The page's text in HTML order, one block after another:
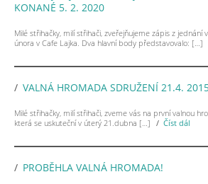
KONANÉ 5. 2. 2020
Milé střihačky, milí střihači, zveřejňujeme zápis z jednání
února v Cafe Lajka. Dva hlavní body představovalo: […]
VALNÁ HROMADA SDRUŽENÍ 21.4.
Milé střihačky, milí střihači, zveme vás na první valnou
která se uskuteční v úterý 21.dubna […]
Číst dál
PROBĚHLA VALNÁ HROMADA!